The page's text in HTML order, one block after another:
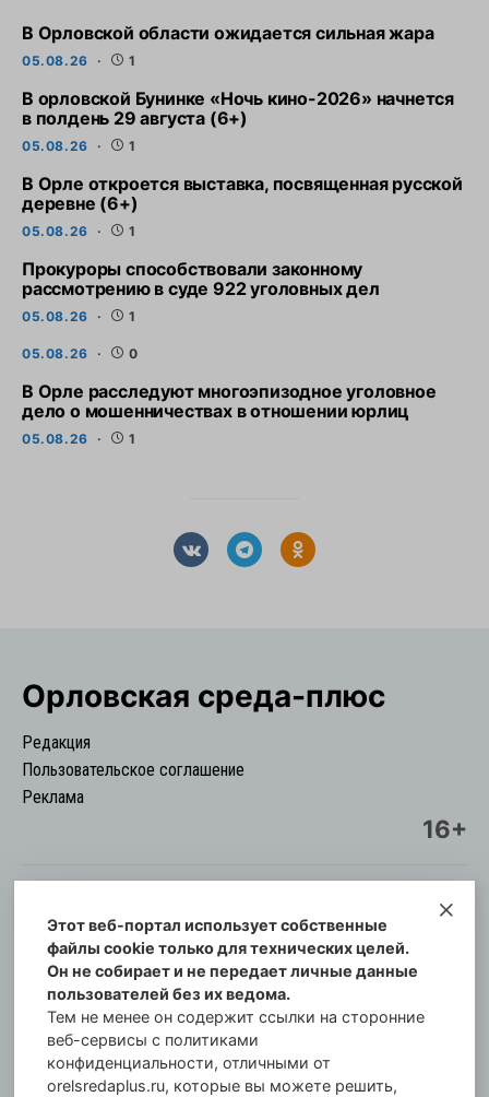
В Орловской области ожидается сильная жара
05.08.26 1
В орловской Бунинке «Ночь кино-2026» начнется
в полдень 29 августа (6+)
05.08.26 1
В Орле откроется выставка, посвященная русской
деревне (6+)
05.08.26 1
Прокуроры способствовали законному
рассмотрению в суде 922 уголовных дел
05.08.26 1
05.08.26 0
В Орле расследуют многоэпизодное уголовное
дело о мошенничествах в отношении юрлиц
05.08.26 1
Орловская cреда-плюс
Редакция
Пользовательское соглашение
Реклама
16+
© Информационный городской портал
Орловская cреда-плюс, 2021-2026
Свидетельство о регистрации СМИ: ПИ №57-
00254 от 29 октября 2013 г.
Газета зарегистрирована Управлением
Федеральной службы по надзору в сфере связи,
информационных технологий и массовых
Этот веб-портал использует собственные
файлы cookie только для технических целей.
Он не собирает и не передает личные данные
пользователей без их ведома.
Тем не менее он содержит ссылки на сторонние
веб-сервисы с политиками
конфиденциальности, отличными от
orelsredaplus.ru, которые вы можете решить,